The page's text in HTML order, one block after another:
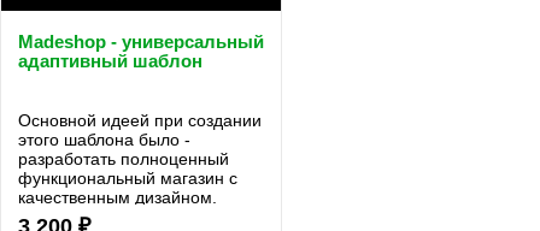
Madeshop - универсальный
адаптивный шаблон
Основной идеей при создании
этого шаблона было -
разработать полноценный
функциональный магазин с
качественным дизайном.
Очень большое внимание мы
3 200 ₽